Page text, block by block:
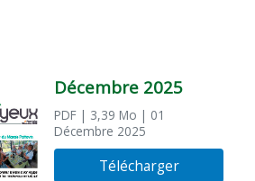
Décembre 2025
PDF | 3,39 Mo | 01
Décembre 2025
Télécharger